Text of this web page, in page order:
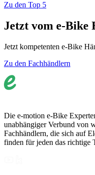
Zu den Top 5
Jetzt vom e-Bike
Jetzt kompetenten e-Bike
Zu den Fachhändlern
Die e-motion e-Bike
unabhängiger Verbund von
Fachhändlern, die sich auf
finden für jeden das richtige